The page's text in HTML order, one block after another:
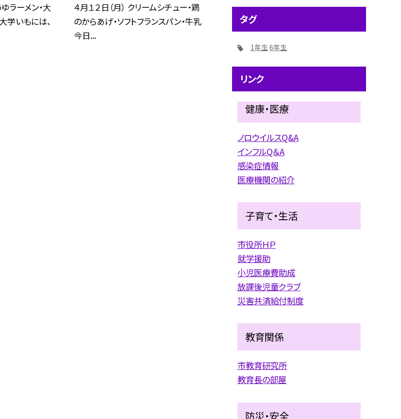
ゆラーメン・大
学いもには、
４月１２日（月） クリームシチュー・鶏
のからあげ・ソフトフランスパン・牛乳
今日...
タグ
1年生6年生
リンク
健康・医療
ノロウイルスQ&A
インフルQ＆A
感染症情報
医療機関の紹介
子育て・生活
市役所ＨＰ
就学援助
小児医療費助成
放課後児童クラブ
災害共済給付制度
教育関係
市教育研究所
教育長の部屋
防災・安全